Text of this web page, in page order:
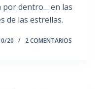
por dentro… en las
de las estrellas.
20 2 COMENTARIOS